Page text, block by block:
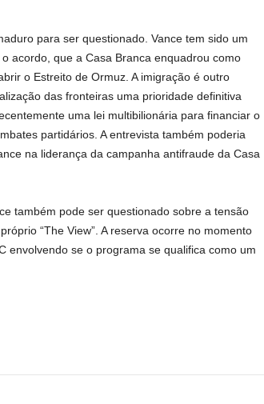
para ser questionado. Vance tem sido um
acordo, que a Casa Branca enquadrou como
o Estreito de Ormuz. A imigração é outro
das fronteiras uma prioridade definitiva
uma lei multibilionária para financiar o
partidários. A entrevista também poderia
na liderança da campanha antifraude da Casa
também pode ser questionado sobre a tensão
“The View”. A reserva ocorre no momento
envolvendo se o programa se qualifica como um